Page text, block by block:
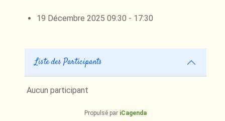
19 Décembre 2025 09:30 - 17:30
Liste des Participants
Aucun participant
Propulsé par iCagenda